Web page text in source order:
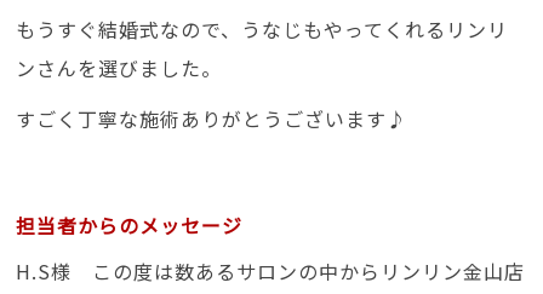
もうすぐ結婚式なので、うなじもやってくれるリンリ
ンさんを選びました。
すごく丁寧な施術ありがとうございます♪
担当者からのメッセージ
H.S様 この度は数あるサロンの中からリンリン金山店